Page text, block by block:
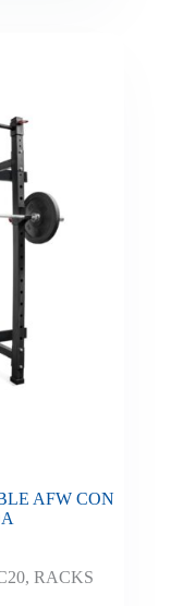
AFW CON
,RACKS